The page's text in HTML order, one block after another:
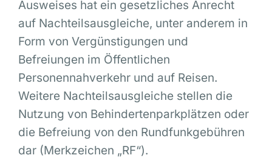
Ausweises hat ein gesetzliches Anrecht
auf Nachteilsausgleiche, unter anderem in
Form von Vergünstigungen und
Befreiungen im Öffentlichen
Personennahverkehr und auf Reisen.
Weitere Nachteilsausgleiche stellen die
Nutzung von Behindertenparkplätzen oder
die Befreiung von den Rundfunkgebühren
dar (Merkzeichen „RF“).